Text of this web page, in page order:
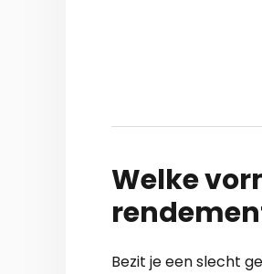
Welke
Bezit je een slecht